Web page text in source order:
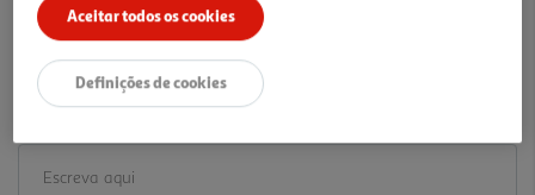
Price reduced from
18,36 €to
14,69 €
Promoção:
Aceitar todos os cookies
Definições de cookies